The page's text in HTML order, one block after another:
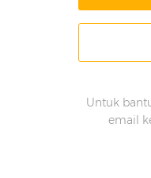
Untuk
email